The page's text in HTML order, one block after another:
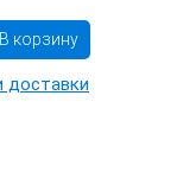
В корзину
доставки